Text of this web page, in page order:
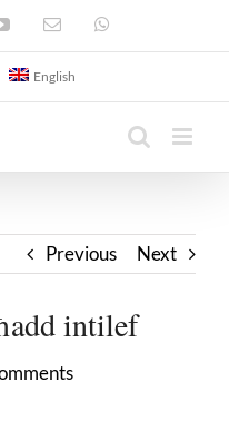
YouTubeEmail
English
Previous Next
intilef